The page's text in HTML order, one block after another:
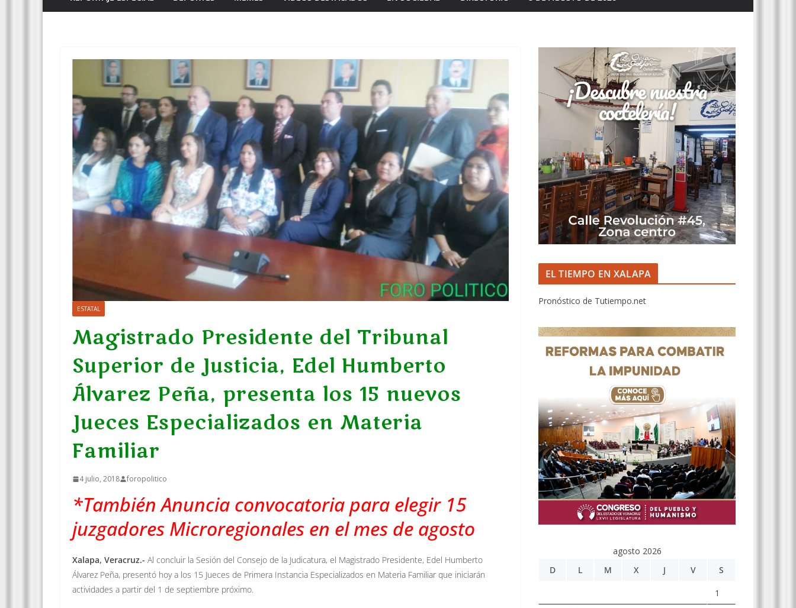
ESTATAL
Magistrado Presidente del Tribunal
Superior de Justicia, Edel Humberto
Álvarez Peña, presenta los 15 nuevos
Jueces Especializados en Materia
Familiar
4 julio, 2018 foropolitico
*También Anuncia convocatoria para elegir 15
juzgadores Microregionales en el mes de agosto
Xalapa, Veracruz.- Al concluir la Sesión del Consejo de la Judicatura, el Magistrado Presidente, Edel Humberto
Álvarez Peña, presentó hoy a los 15 Jueces de Primera Instancia Especializados en Materia Familiar que iniciarán
actividades a partir del 1 de septiembre próximo.
EL TIEMPO EN XALAPA
Pronóstico de Tutiempo.net
agosto 2026
D
L M X J V S
1